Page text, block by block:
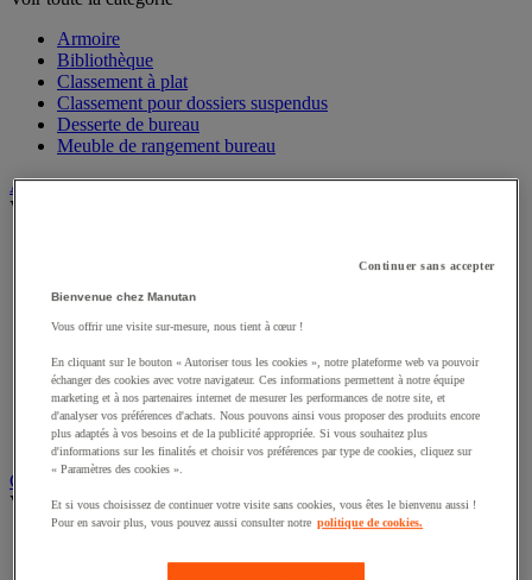
Armoire
Bibliothèque
Classement à plat
Classement pour dossiers suspendus
Desserte de bureau
Meuble de rangement bureau
Audiovisuel
Voir toute la catégorie
Éclairage scénique et architectural
Équipement audio et Hi-Fi
Matériel de projection et vidéoprojection
Sonorisation et enregistrement professionnels
Studio Web radio et vidéo
Système d'affichage dynamique et interactif
Télévision, lecteur DVD et Blu-ray
Chauffage, climatisation et traitement de l'air
Voir toute la catégorie
Continuer sans accepter
Bienvenue chez Manutan
Vous offrir une visite sur-mesure, nous tient à cœur !
En cliquant sur le bouton « Autoriser tous les cookies », notre plateforme web va pouvoir
échanger des cookies avec votre navigateur. Ces informations permettent à notre équipe
marketing et à nos partenaires internet de mesurer les performances de notre site, et
d'analyser vos préférences d'achats. Nous pouvons ainsi vous proposer des produits encore
plus adaptés à vos besoins et de la publicité appropriée. Si vous souhaitez plus
d'informations sur les finalités et choisir vos préférences par type de cookies, cliquez sur
« Paramètres des cookies ».
Et si vous choisissez de continuer votre visite sans cookies, vous êtes le bienvenu aussi !
Pour en savoir plus, vous pouvez aussi consulter notre politique de cookies.